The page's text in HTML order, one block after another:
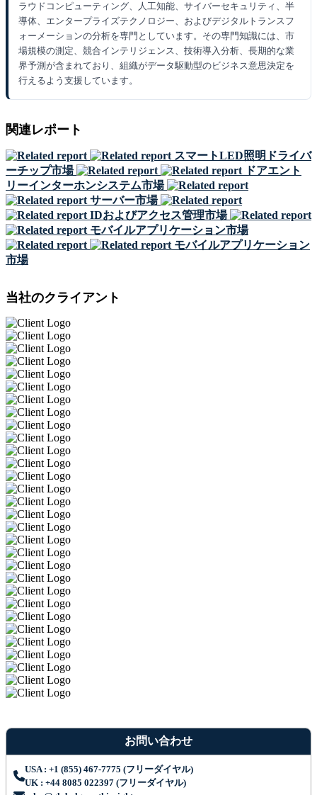
ラウドコンピューティング、人工知能、サイバーセキュリティ、半
導体、エンタープライズテクノロジー、およびデジタルトランスフ
ォーメーションの分析を専門としています。その専門知識には、市
場規模の測定、競合インテリジェンス、技術導入分析、長期的な業
界予測が含まれており、組織がデータ駆動型のビジネス意思決定を
行えるよう支援しています。
関連レポート
スマートLED照明ドライバ
ーチップ市場
ドアエント
リーインターホンシステム市場
サーバー市場
IDおよびアクセス管理市場
モバイルアプリケーション市場
モバイルアプリケーション
市場
当社のクライアント
お問い合わせ
USA : +1 (855) 467-7775 (フリーダイヤル)
UK : +44 8085 022397 (フリーダイヤル)